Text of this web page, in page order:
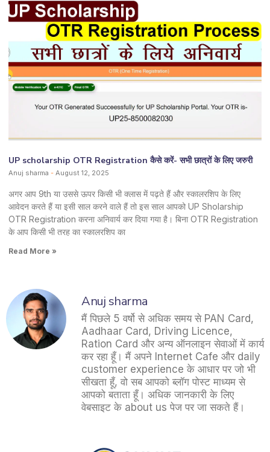
UP scholarship OTR Registration कैसे करें- सभी छात्रों के लिए जरुरी
Anuj sharma August 12, 2025
अगर आप 9th या उससे ऊपर किसी भी क्लास में पढ़ते हैं और स्कालरशिप के लिए
आवेदन करते हैं या इसी साल करने वाले हैं तो इस साल आपको UP Sholarship
OTR Registration करना अनिवार्य कर दिया गया है। बिना OTR Registration
के आप किसी भी तरह का स्कालरशिप का
Read More »
Anuj sharma
मैं पिछले 5 वर्षो से अधिक समय से PAN Card,
Aadhaar Card, Driving Licence,
Ration Card और अन्य ऑनलाइन सेवाओं में कार्य
कर रहा हूँ। मैं अपने Internet Cafe और daily
customer experience के आधार पर जो भी
सीखता हूँ, वो सब आपको ब्लॉग पोस्ट माध्यम से
आपको बताता हूँ। अधिक जानकारी के लिए
वेबसाइट के about us पेज पर जा सकते हैं।